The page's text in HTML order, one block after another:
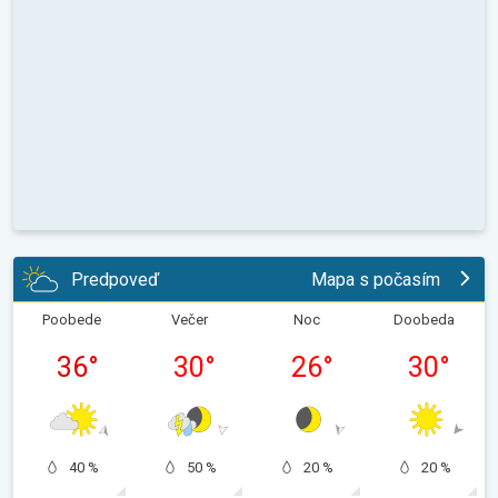
Predpoveď Mapa s počasím
Poobede
36°
40 %
Večer
30°
50 %
Noc
26°
20 %
Doobeda
30°
20 %